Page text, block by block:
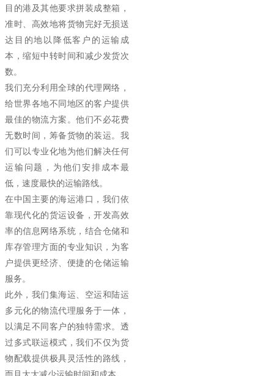
目的港及其他要求拼装成整箱，
准时、高效地将货物完好无损送
达目的地以降低客户的运输成
本，缩短中转时间和减少发货次
数。
我们充分利用全球的代理网络，
给世界各地不同地区的客户提供
最佳的物流方案。他们不必花费
无数时间，筹备货物的装运。我
们可以专业化地为他们解决任何
运输问题，为他们安排成本最
低，速度最快的运输路线。
在中国主要的海运港口，我们依
靠现代化的货运设备，开发高效
率的信息网络系统，结合仓储和
库存管理方面的专业知识，为客
户提供更经济、便捷的仓储运输
服务。
此外，我们集海运、空运和陆运
多元化的物流代理服务于一体，
以满足不同客户的独特需求。透
过多式联运模式，我们不仅为货
物配载提供极具灵活性的路线，